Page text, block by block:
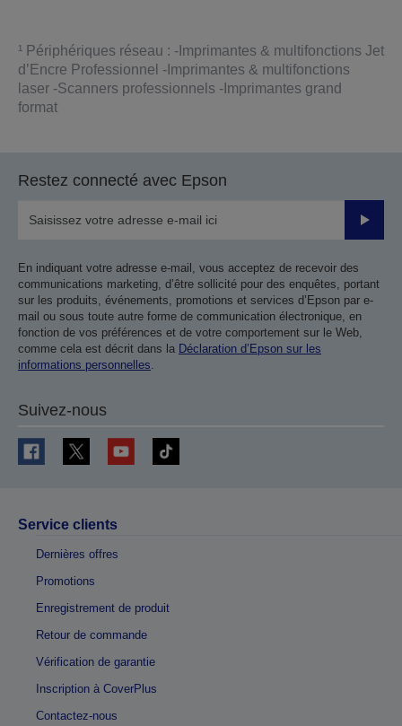
¹ Périphériques réseau : -Imprimantes & multifonctions Jet
d’Encre Professionnel -Imprimantes & multifonctions
laser -Scanners professionnels -Imprimantes grand
format
Restez connecté avec Epson
Valider
En indiquant votre adresse e-mail, vous acceptez de recevoir des
communications marketing, d’être sollicité pour des enquêtes, portant
sur les produits, événements, promotions et services d’Epson par e-
mail ou sous toute autre forme de communication électronique, en
fonction de vos préférences et de votre comportement sur le Web,
comme cela est décrit dans la Déclaration d’Epson sur les
informations personnelles
Suivez-nous
Service clients
Dernières offres
Promotions
Enregistrement de produit
Retour de commande
Vérification de garantie
Inscription à CoverPlus
Contactez-nous